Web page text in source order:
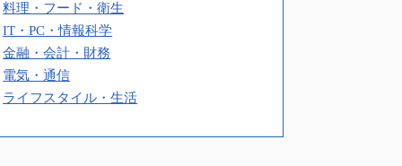
料理・フード・衛生
IT・PC・情報科学
金融・会計・財務
電気・通信
ライフスタイル・生活